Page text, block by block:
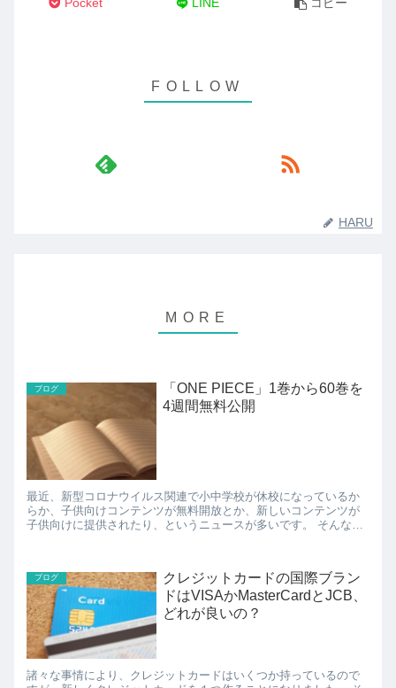
Pocket LINE コピー
HARU
ブログ
「ONE PIECE」1巻から60巻を
4週間無料公開
最近、新型コロナウイルス関連で小中学校が休校になっているか
らか、子供向けコンテンツが無料開放とか、新しいコンテンツが
子供向けに提供されたり、というニュースが多いです。 そんな
ブログ
クレジットカードの国際ブラン
ドはVISAかMasterCardとJCB、
どれが良いの？
諸々な事情により、クレジットカードはいくつか持っているので